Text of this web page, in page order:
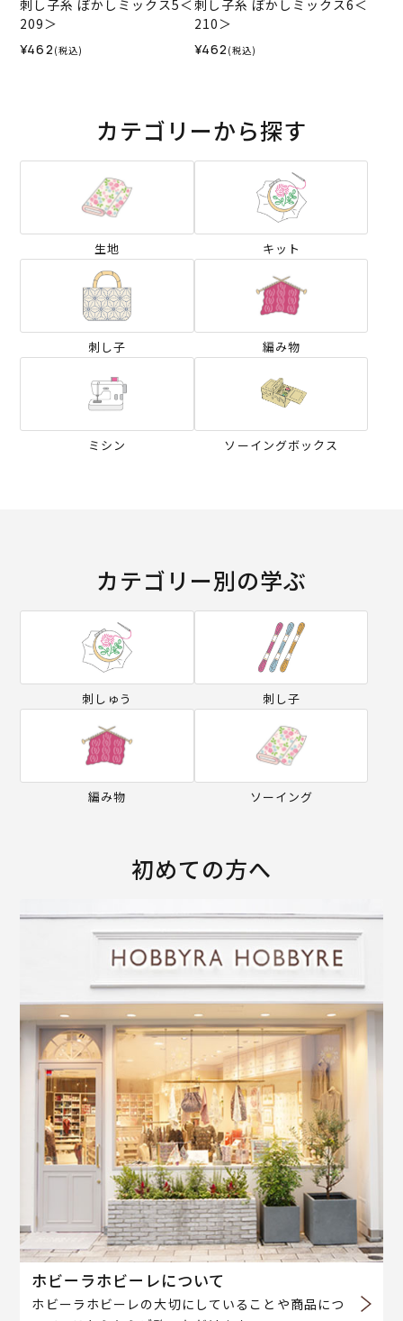
刺し子糸 ぼかしミックス5＜
209＞
¥462 (税込)
刺し子糸 ぼかしミックス6＜
210＞
¥462 (税込)
カテゴリーから探す
生地 キット
刺し子 編み物
ミシン ソーイングボックス
カテゴリー別の学ぶ
刺しゅう 刺し子
編み物 ソーイング
初めての方へ
ホビーラホビーレについて
ホビーラホビーレの大切にしていることや商品につ